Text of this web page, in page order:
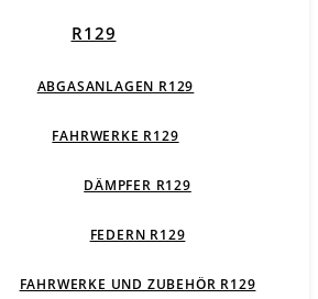
R129
ABGASANLAGEN R129
FAHRWERKE R129
DÄMPFER R129
FEDERN R129
FAHRWERKE UND ZUBEHÖR R129